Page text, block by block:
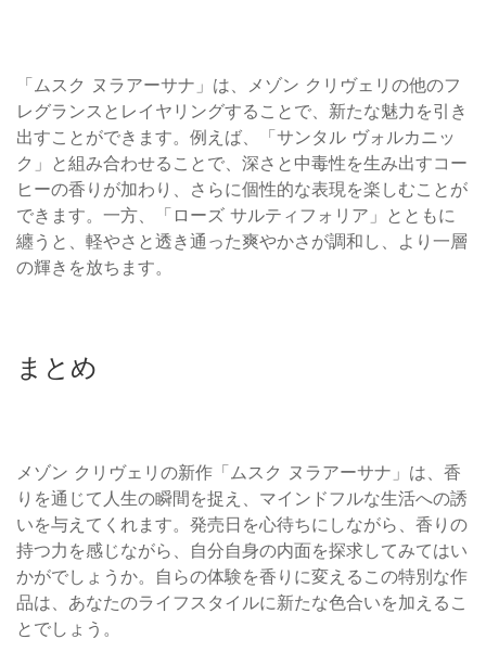
「ムスク ヌラアーサナ」は、メゾン クリヴェリの他のフ
レグランスとレイヤリングすることで、新たな魅力を引き
出すことができます。例えば、「サンタル ヴォルカニッ
ク」と組み合わせることで、深さと中毒性を生み出すコー
ヒーの香りが加わり、さらに個性的な表現を楽しむことが
できます。一方、「ローズ サルティフォリア」とともに
纏うと、軽やさと透き通った爽やかさが調和し、より一層
の輝きを放ちます。
まとめ
メゾン クリヴェリの新作「ムスク ヌラアーサナ」は、香
りを通じて人生の瞬間を捉え、マインドフルな生活への誘
いを与えてくれます。発売日を心待ちにしながら、香りの
持つ力を感じながら、自分自身の内面を探求してみてはい
かがでしょうか。自らの体験を香りに変えるこの特別な作
品は、あなたのライフスタイルに新たな色合いを加えるこ
とでしょう。